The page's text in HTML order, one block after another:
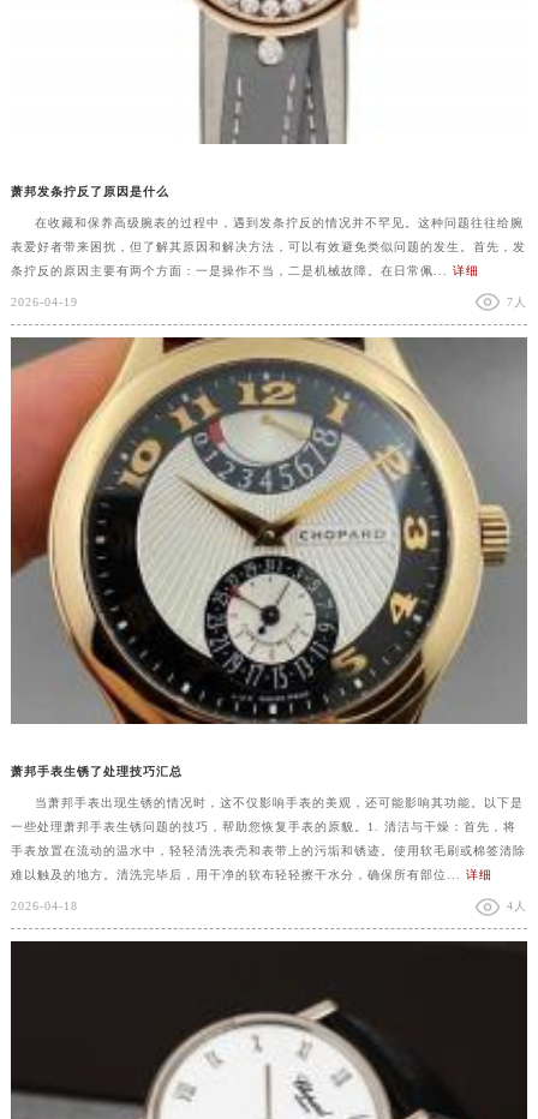
萧邦发条拧反了原因是什么
在收藏和保养高级腕表的过程中，遇到发条拧反的情况并不罕见。这种问题往往给腕
表爱好者带来困扰，但了解其原因和解决方法，可以有效避免类似问题的发生。首先，发
条拧反的原因主要有两个方面：一是操作不当，二是机械故障。在日常佩... 详细
2026-04-19 7人
萧邦手表生锈了处理技巧汇总
当萧邦手表出现生锈的情况时，这不仅影响手表的美观，还可能影响其功能。以下是
一些处理萧邦手表生锈问题的技巧，帮助您恢复手表的原貌。1. 清洁与干燥：首先，将
手表放置在流动的温水中，轻轻清洗表壳和表带上的污垢和锈迹。使用软毛刷或棉签清除
难以触及的地方。清洗完毕后，用干净的软布轻轻擦干水分，确保所有部位... 详细
2026-04-18 4人